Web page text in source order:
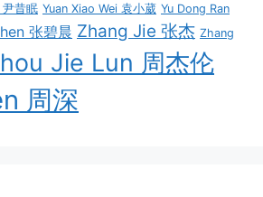
尹昔眠 Yuan Xiao Wei 袁小葳 Yu Dong Ran
张碧晨 Zhang Jie 张杰 Zhang
Jie Lun 周杰伦
周深